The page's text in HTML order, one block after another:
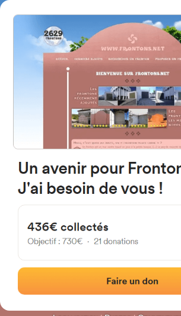
RECHERCHER UN
PROPOSER UN
4867
frontons
C. Corral de
Villavieja de Yeltes,
Spain
Fronton mur à